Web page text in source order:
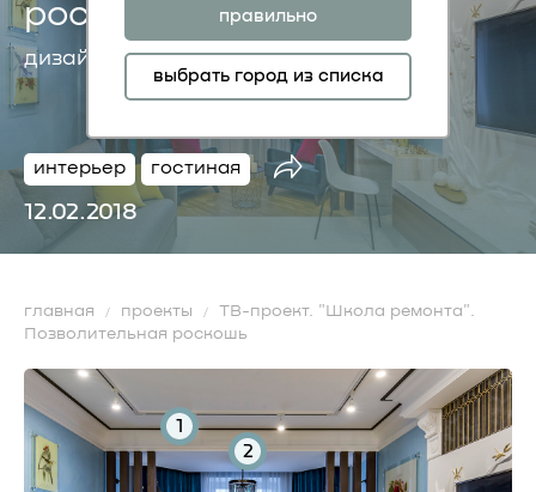
правильно
выбрать город из списка
роскошь
дизайнер александр кононенко
интерьер гостиная
12.02.2018
главная проекты
ТВ-проект. "Школа ремонта".
Позволительная роскошь
1
2